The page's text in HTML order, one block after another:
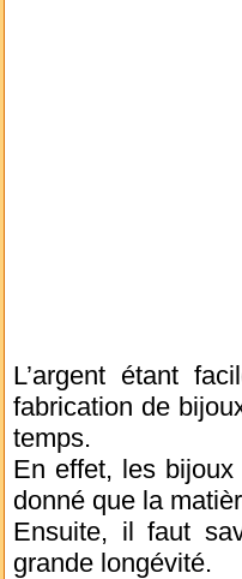
L’argent étant
fabrication de
temps.
En effet, les
donné que la
Ensuite, il faut
grande longévité.